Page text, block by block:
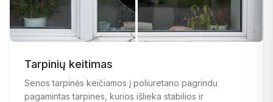
:Naujas sustiprintas saugos stiklas įstatytas po
Tarpinių keitimas
Senos tarpinės keičiamos į poliuretano pagrindu
pagamintas tarpines, kurios išlieka stabilios ir